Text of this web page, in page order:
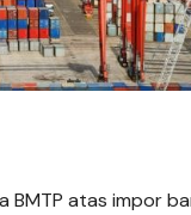
BMTP atas impor